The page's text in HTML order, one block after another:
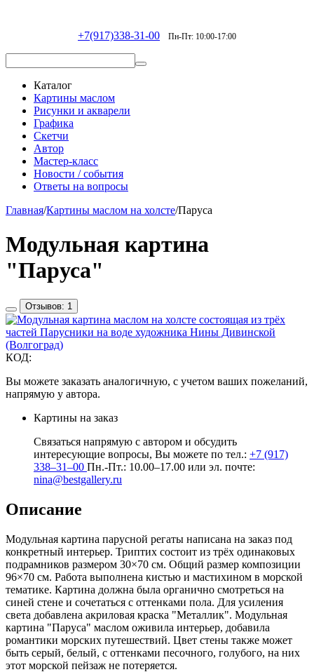
+7(917)338-31-00 Пн-Пт: 10:00-17:00
Каталог
Картины маслом
Рисунки и акварели
Графика
Скетчи
Автор
Мастер-класс
Новости / события
Ответы на вопросы
Главная/Картины маслом на холсте/Паруса
Модульная картина
"Паруса"
Отзывов: 1
КОД:
Вы можете заказать аналогичную, с учетом ваших пожеланий,
напрямую у автора.
Картины на заказ
Связаться напрямую с автором и обсудить
интересующие вопросы, Вы можете по тел.: +7 (917)
338–31–00 Пн.-Пт.: 10.00–17.00 или эл. почте:
nina@bestgallery.ru
Описание
Модульная картина парусной регаты написана на заказ под
конкретный интерьер. Триптих состоит из трёх одинаковых
подрамников размером 30×70 см. Общий размер композиции
96×70 см. Работа выполнена кистью и мастихином в морской
тематике. Картина должна была органично смотреться на
синей стене и сочетаться с оттенками пола. Для усиления
света добавлена акриловая краска "Металлик". Модульная
картина "Паруса" маслом оживила интерьер, добавила
романтики морских путешествий. Цвет стены также может
быть серый, белый, с оттенками песочного, голубого, на них
этот морской пейзаж не потеряется.